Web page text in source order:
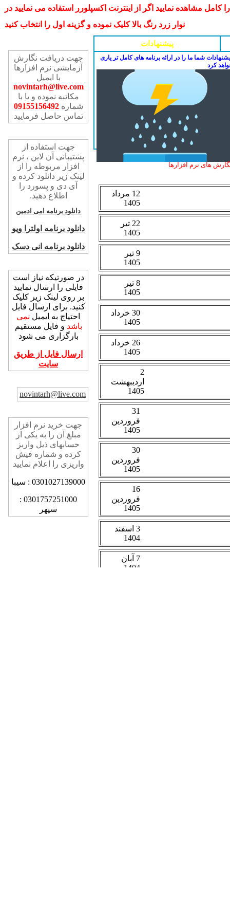
مشاهده نمایید اگر از اینترنت اکسپلورر استفاده می نمایید در
نوار زرد رنگ بالا کلیک نموده و گزینه اول را انتخاب کنید
پیشنهادات
شما ما را در ارائه برنامه های کامل تر یاری
کرد
های نرم افزارها
جهت دریافت نگارش
آزمایشی نرم افزارها
با ایمیل
novintarh@live.com
مکاتبه نموده و یا با
شماره09155156492
تماس حاصل فرمایید
جهت استفاده از
پشتیبانی آن لاین ، نرم
افزار مربوطه را از
لینک زیر دانلود کرده و
آی دی و پسورد را
اطلاع دهید.
دانلود برنامه امی ادمین
دانلود برنامه اولترا ویو
دانلود برنامه انی دسک
در صورتیکه نیاز است
فایلی را ارسال نمایید
بر روی لینک زیر کلیک
کنید. برای ارسال فایل
احتیاج به ایمیل نمی
باشد و فایل مستقیم
بارگزاری می شود
ارسال فایل از طریق
سایت
novintarh@live.com
جهت خرید نرم افزار
مبلغ آن را به یکی از
حسابهای ذیل واربز
کرده و شماره فیش
واریزی را اعلام نمایید
0301027139000 : سیبا
0301757251000 :
سپهر